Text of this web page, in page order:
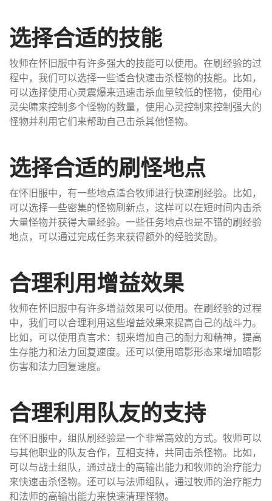
选择合适的技能
牧师在怀旧服中有许多强大的技能可以使用。在刷经验的过
程中，我们可以选择一些适合快速击杀怪物的技能。比如，
可以选择使用心灵震爆来迅速击杀血量较低的怪物，使用心
灵尖啸来控制多个怪物的数量，使用心灵控制来控制强大的
怪物并利用它们来帮助自己击杀其他怪物。
选择合适的刷怪地点
在怀旧服中，有一些地点适合牧师进行快速刷经验。比如，
可以选择一些密集的怪物刷新点，这样可以在短时间内击杀
大量怪物并获得大量经验。一些任务地点也是不错的刷经验
地点，可以通过完成任务来获得额外的经验奖励。
合理利用增益效果
牧师在怀旧服中有许多增益效果可以使用。在刷经验的过程
中，我们可以合理利用这些增益效果来提高自己的战斗力。
比如，可以使用真言术：韧来增加自己的耐力和精神，提高
生存能力和法力回复速度。还可以使用暗影形态来增加暗影
伤害和法力回复速度。
合理利用队友的支持
在怀旧服中，组队刷经验是一个非常高效的方式。牧师可以
与其他职业的队友合作，互相支持，共同击杀怪物。比如，
可以与战士组队，通过战士的高输出能力和牧师的治疗能力
来快速击杀怪物。还可以与法师组队，通过牧师的治疗能力
和法师的高输出能力来快速清理怪物。